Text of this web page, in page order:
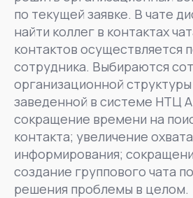
по текущей заявке. В чате
найти коллег в контактах
контактов осуществляется
сотрудника. Выбираются
организационной
заведенной в системе НТЦ
сокращение времени на
контакта; увеличение
информирования;
создание группового чата
решения проблемы в целом.